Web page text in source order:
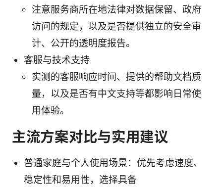
注意服务商所在地法律对数据保留、政府
访问的规定，以及是否提供独立的安全审
计、公开的透明度报告。
客服与技术支持
实测的客服响应时间、提供的帮助文档质
量，以及是否有中文支持等都影响日常使
用体验。
主流方案对比与实用建议
普通家庭与个人使用场景：优先考虑速度、
稳定性和易用性，选择具备